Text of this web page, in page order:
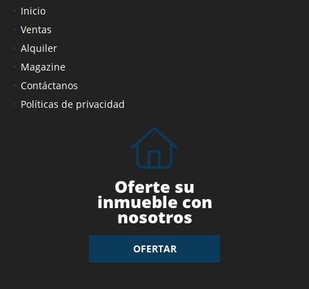
Inicio
Ventas
Alquiler
Magazine
Contáctanos
Políticas de privacidad
Oferte su
inmueble con
nosotros
OFERTAR